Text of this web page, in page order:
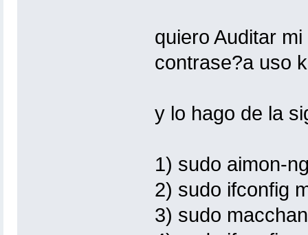
quiero Auditar
contrase?a uso
y lo hago de la
1) sudo aimon-
2) sudo ifconfig
3) sudo